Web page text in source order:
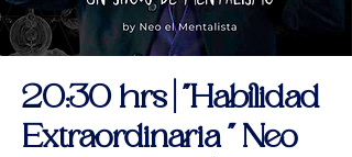
20:30 hrs | "Habilidad
Extraordinaria " Neo